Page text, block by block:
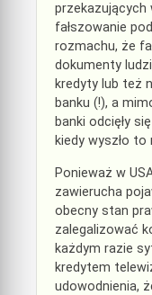
przekazujących
fałszowanie
rozmachu, że
dokumenty
kredyty lub też
banku (!), a
banki odcięły
kiedy wyszło to
Ponieważ w
zawierucha
obecny stan
zalegalizować
każdym razie
kredytem
udowodnienia,